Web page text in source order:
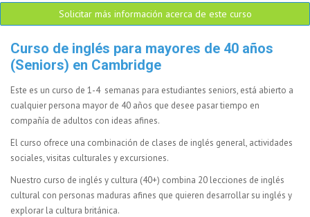
Solicitar más información acerca de este curso
Curso de inglés para mayores de 40 años
(Seniors) en Cambridge
Este es un curso de 1-4 semanas para estudiantes seniors, está abierto a
cualquier persona mayor de 40 años que desee pasar tiempo en
compañía de adultos con ideas afines.
El curso ofrece una combinación de clases de inglés general, actividades
sociales, visitas culturales y excursiones.
Nuestro curso de inglés y cultura (40+) combina 20 lecciones de inglés
cultural con personas maduras afines que quieren desarrollar su inglés y
explorar la cultura británica.